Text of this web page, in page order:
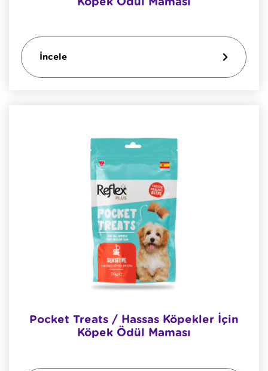
İncele
Pocket Treats / Hassas Köpekler İçin
Köpek Ödül Maması